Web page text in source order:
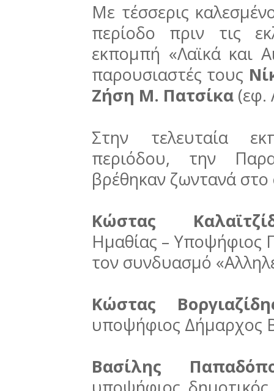
Με τέσσερις
περίοδο πριν τις
εκπομπή «Λαϊκά και
παρουσιαστές τους
Ζήση Μ. Πατσίκα (εφ.
Στην τελευταία
περιόδου, την
βρέθηκαν ζωντανά στο
Κώστας
Ημαθίας – Υποψήφιος
τον συνδυασμό
Κώστας
υποψήφιος Δήμαρχος
Βασίλης